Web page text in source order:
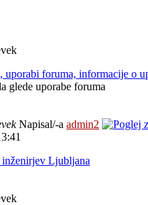
uporabi foruma, informacije o
glede uporabe foruma
Napisal/-a admin2
Ljubljana